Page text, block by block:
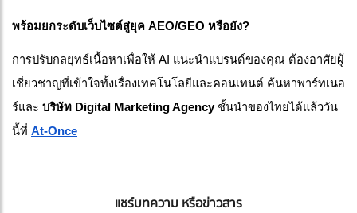
พร้อมยกระดับเว็บไซต์สู่ยุค AEO/GEO หรือยัง?
การปรับกลยุทธ์เนื้อหาเพื่อให้ AI แนะนำแบรนด์ของคุณ ต้องอาศัยผู้
เชี่ยวชาญที่เข้าใจทั้งเรื่องเทคโนโลยีและคอนเทนต์ ค้นหาพาร์ทเนอ
ร์และ บริษัท Digital Marketing Agency ชั้นนำของไทยได้แล้ววัน
นี้ที่ At-Once
แชร์บทความ หรือข่าวสาร